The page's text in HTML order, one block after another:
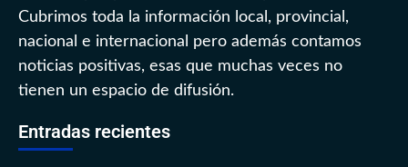
Cubrimos toda la información local, provincial,
nacional e internacional pero además contamos
noticias positivas, esas que muchas veces no
tienen un espacio de difusión.
Entradas recientes